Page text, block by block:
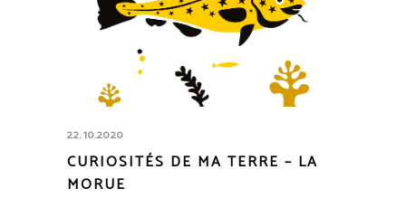
22.10.2020
CURIOSITÉS DE MA TERRE – LA
MORUE